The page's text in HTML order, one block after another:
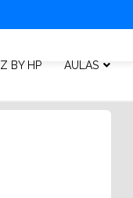
Z BY HP AULAS